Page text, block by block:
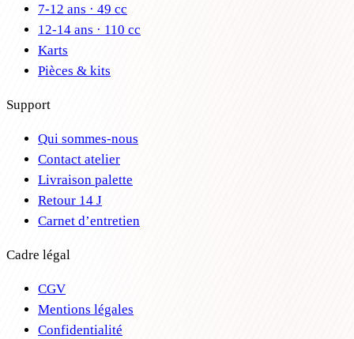
7-12 ans · 49 cc
12-14 ans · 110 cc
Karts
Pièces & kits
Support
Qui sommes-nous
Contact atelier
Livraison palette
Retour 14 J
Carnet d’entretien
Cadre légal
CGV
Mentions légales
Confidentialité